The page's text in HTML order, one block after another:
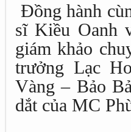
Đồng hành
sĩ Kiều Oanh
giám khảo
trưởng Lạc
Vàng – Bảo
dắt của MC